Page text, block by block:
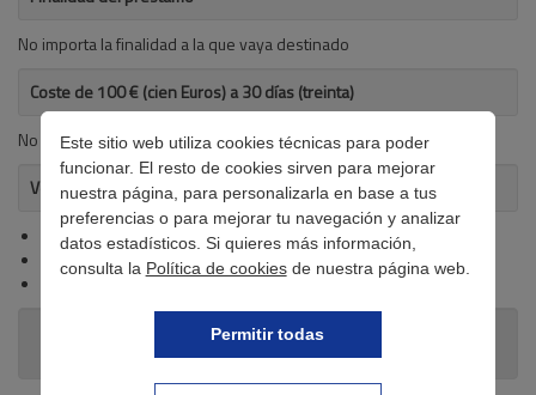
Este sitio web utiliza cookies técnicas para poder
funcionar. El resto de cookies sirven para mejorar
nuestra página, para personalizarla en base a tus
preferencias o para mejorar tu navegación y analizar
datos estadísticos. Si quieres más información,
consulta la Política de cookiesde nuestra página web.
Permitir todas
No importa la finalidad a la que vaya destinado
Coste de 100 € (cien Euros) a 30 días (treinta)
No se detalla
Ventajas del crédito
Ahora más barato
Disponibilidad inmediata de hasta 300 €
Proceso sencillo y rápido 100% online